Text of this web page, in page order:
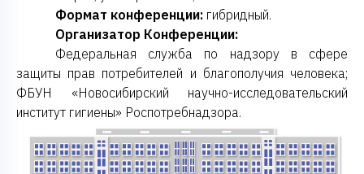
Формат конференции: гибридный.
Организатор Конференции:
Федеральная служба по надзору в сфере
защиты прав потребителей и благополучия человека;
ФБУН «Новосибирский научно-исследовательский
институт гигиены» Роспотребнадзора.